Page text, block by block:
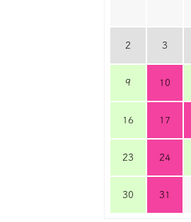
2 3
9 10
16 17
23 24
30 31